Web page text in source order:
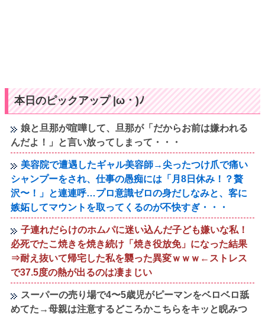
本日のピックアップ |ω・)ﾉ
娘と旦那が喧嘩して、旦那が「だからお前は嫌われる
んだよ！」と言い放ってしまって・・・
美容院で遭遇したギャル美容師→尖ったつけ爪で痛い
シャンプーをされ、仕事の愚痴には「月8日休み！？贅
沢〜！」と連連呼…プロ意識ゼロの身だしなみと、客に
嫉妬してマウントを取ってくるのが不快すぎ・・・
子連れだらけのホムパに迷い込んだ子ども嫌いな私！
必死でたこ焼きを焼き続け「焼き役放免」になった結果
⇒耐え抜いて帰宅した私を襲った異変ｗｗｗ←ストレス
で37.5度の熱が出るのは凄まじい
スーパーの売り場で4〜5歳児がピーマンをベロベロ舐
めてた→母親は注意するどころかこちらをキッと睨みつ